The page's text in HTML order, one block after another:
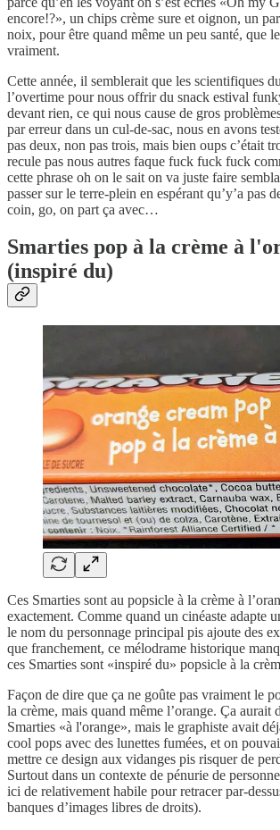
encore!?», un chips crème sure et oignon, un
noix, pour être quand même un peu santé, que
vraiment.
Cette année, il semblerait que les scientifiques
l’overtime pour nous offrir du snack estival
devant rien, ce qui nous cause de gros
par erreur dans un cul-de-sac, nous en avons
pas deux, non pas trois, mais bien oups c’était
recule pas nous autres faque fuck fuck fuck
cette phrase oh on le sait on va juste faire
passer sur le terre-plein en espérant qu’y’a pas
coin, go, on part ça avec…
Smarties pop à la crème à
(inspiré du)
Ces Smarties sont au popsicle à la crème à
exactement. Comme quand un cinéaste adapte
le nom du personnage principal pis ajoute des
que franchement, ce mélodrame historique
ces Smarties sont «inspiré du» popsicle à la
Façon de dire que ça ne goûte pas vraiment le
la crème, mais quand même l’orange. Ça aurait
Smarties «à l'orange», mais le graphiste avait
cool pops avec des lunettes fumées, et on
mettre ce design aux vidanges pis risquer de
Surtout dans un contexte de pénurie de
ici de relativement habile pour retracer par-
banques d’images libres de droits).